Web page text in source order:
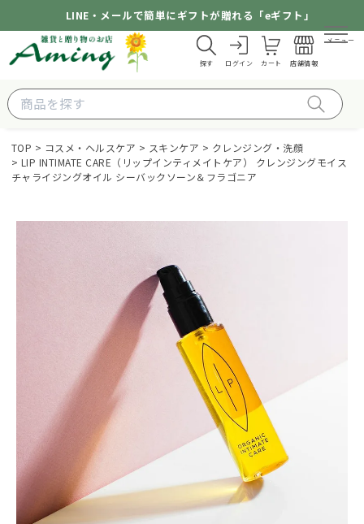
LINE・メールで簡単にギフトが贈れる「eギフト」
探す ログイン カート 店舗情報
メニュー
TOP コスメ・ヘルスケア スキンケア
クレンジング・洗顔
LIP INTIMATE CARE（リップインティメイトケア） クレンジングモイス
チャライジングオイル シーバックソーン＆フラゴニア